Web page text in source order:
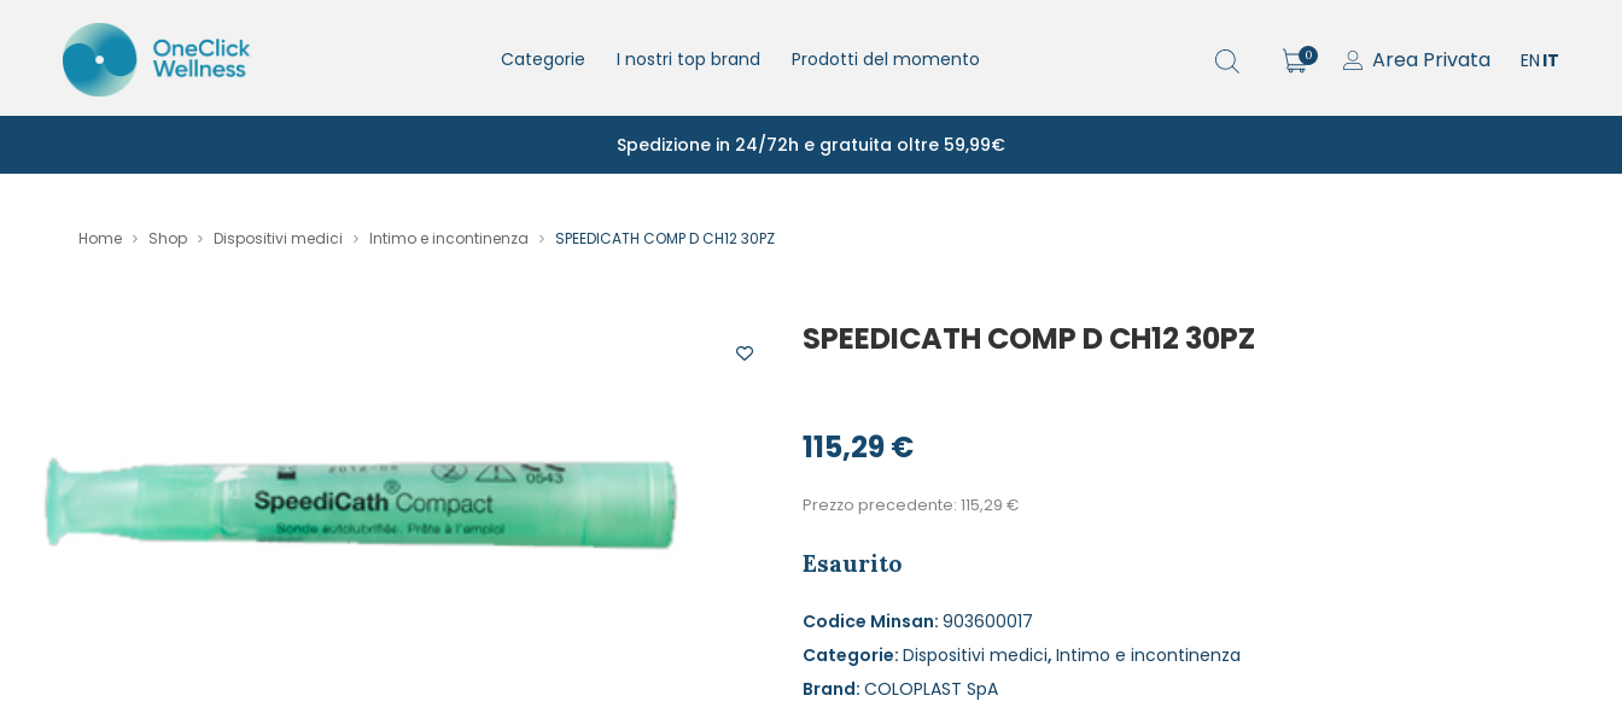
Categorie I nostri top brand Prodotti del momento EN IT
Area Privata
0
Spedizione in 24/72h e gratuita oltre 59,99€
Home Shop Dispositivi medici Intimo e incontinenza SPEEDICATH COMP D CH12 30PZ
SPEEDICATH COMP D CH12 30PZ
115,29€
Prezzo precedente: 115,29 €
Esaurito
Codice Minsan: 903600017
Categorie: Dispositivi medici, Intimo e incontinenza
Brand: COLOPLAST SpA